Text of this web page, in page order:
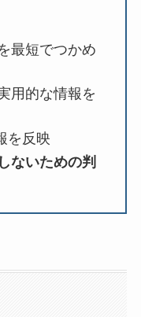
最短でつかめ
用的な情報を
を反映
ないための判